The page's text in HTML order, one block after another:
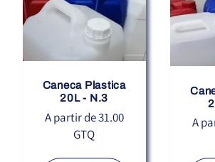
c
Caneca Plastica
20L - N.3
Precio
habitual
A partir de 31.00
GTQ
A